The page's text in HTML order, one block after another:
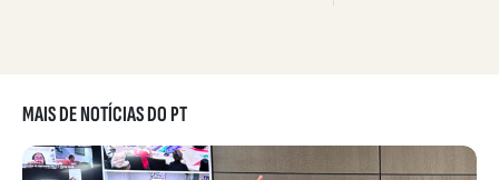
MAIS DE NOTÍCIAS DO PT